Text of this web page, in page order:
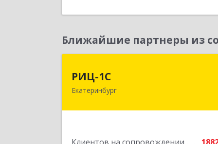
Ближайшие партнеры из
РИЦ-1С
Екатеринбург